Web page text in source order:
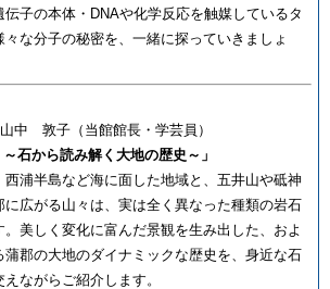
子の本体・DNAや化学反応を触媒しているタ
々な分子の秘密を、一緒に探っていきましょ
中 敦子（当館館長・学芸員）
～石から読み解く大地の歴史～」
西浦半島など海に面した地域と、五井山や砥神
に広がる山々は、実は全く異なった種類の岩石
美しく変化に富んだ景観を生み出した、およ
蒲郡の大地のダイナミックな歴史を、身近な石
ながらご紹介します。